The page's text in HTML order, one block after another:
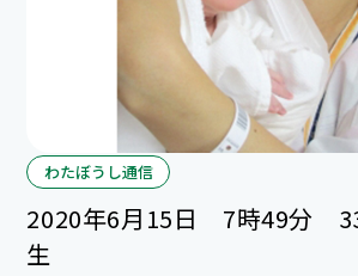
わたぼうし通信
2020年6月15日 7時49分
生